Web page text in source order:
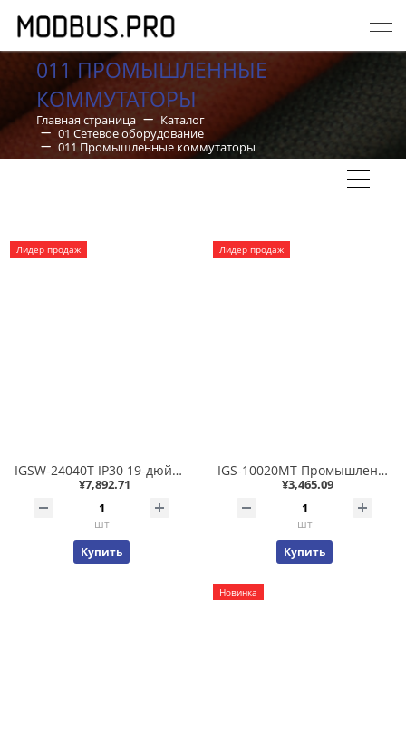
011 ПРОМЫШЛЕННЫЕ
КОММУТАТОРЫ
Главная страница
Каталог
01 Сетевое оборудование
011 Промышленные коммутаторы
Лидер продаж
IGSW-24040T IP30 19-дюймовый промышленный управляемый Ethernet-коммутатор L2+/L4, монтируемый в стойку, 24*1000T с 4 общими 100/1000X SFP (-40–75 C, AC + 2 DC, DIDO, кольцо ERPS, Modbus TCP, 1588)
¥7,892.71
шт
Купить
Лидер продаж
IGS-10020MT Промышленный управляемый L2+/L4 коммутатор 8x10/100/1000T + 2x100/1000/2500 SFP, фабрика 26Гб/сек, L3 статическая маршрутизация IPv4/IPv6, поддержка кольца ERPS, Modbus TCP, EN50121-4, кибербезопасность для КИИ, IP30 -40..+75С
¥3,465.09
шт
Купить
Новинка